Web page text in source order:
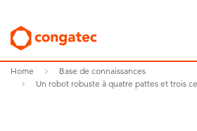
Home
Base de connaissances
Un robot robuste à quatre pattes et trois